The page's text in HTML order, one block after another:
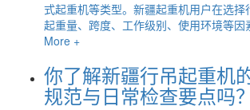
式起重机等类型。新疆起重机用户在选择
起重量、跨度、工作级别、使用环境等因
More +
你了解新疆行吊起重机
规范与日常检查要点吗？